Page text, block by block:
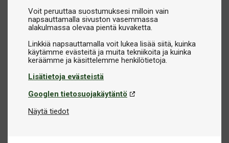
Voit peruuttaa suostumuksesi milloin vain
napsauttamalla sivuston vasemmassa
alakulmassa olevaa pientä kuvaketta.
Linkkiä napsauttamalla voit lukea lisää siitä, kuinka
käytämme evästeitä ja muita tekniikoita ja kuinka
Lisätietoja evästeistä
Googlen tietosuojakäytäntö
Näytä tiedot